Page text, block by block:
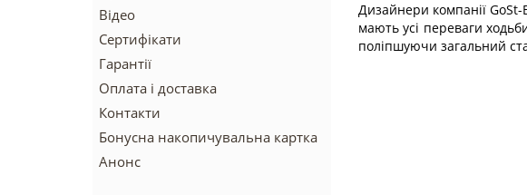
Відео
Сертифікати
Гарантії
Оплата і доставка
Контакти
Бонусна накопичувальна картка
Анонс
Дизайнери компанії
мають усі переваги
поліпшуючи загальний